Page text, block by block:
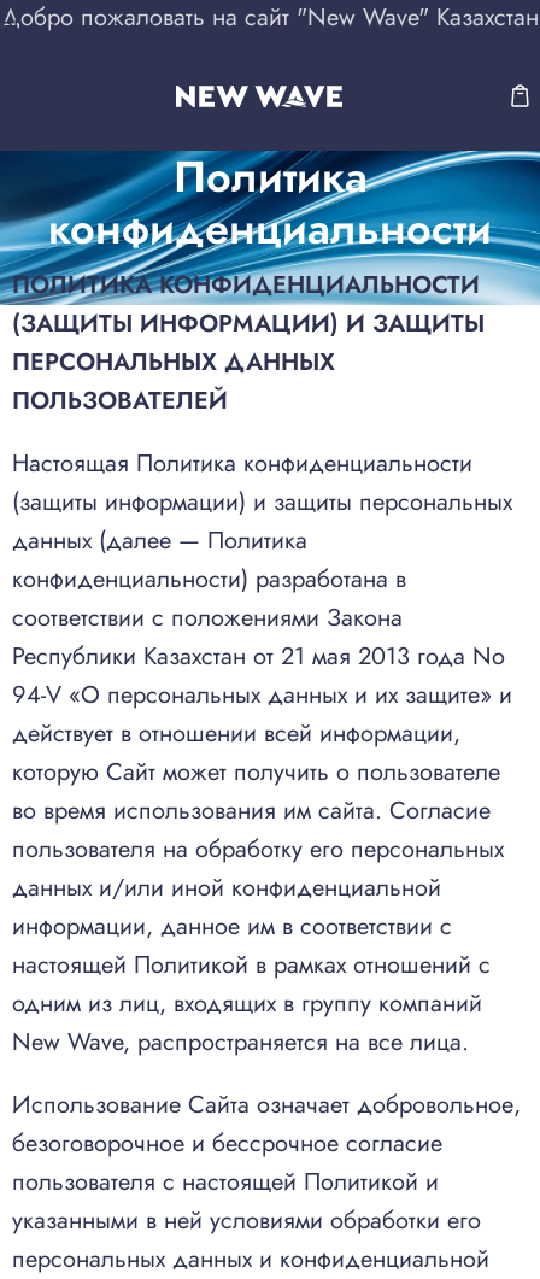
Skip to navigation
Добро пожаловать на сайт "New Wave" Казахстан
Политика
конфиденциальности
ПОЛИТИКА КОНФИДЕНЦИАЛЬНОСТИ
(ЗАЩИТЫ ИНФОРМАЦИИ) И ЗАЩИТЫ
ПЕРСОНАЛЬНЫХ ДАННЫХ
ПОЛЬЗОВАТЕЛЕЙ
Настоящая Политика конфиденциальности
(защиты информации) и защиты персональных
данных (далее — Политика
конфиденциальности) разработана в
соответствии с положениями Закона
Республики Казахстан от 21 мая 2013 года No
94-V «О персональных данных и их защите» и
действует в отношении всей информации,
которую Сайт может получить о пользователе
во время использования им сайта. Согласие
пользователя на обработку его персональных
данных и/или иной конфиденциальной
информации, данное им в соответствии с
настоящей Политикой в рамках отношений с
одним из лиц, входящих в группу компаний
New Wave, распространяется на все лица.
Использование Сайта означает добровольное,
безоговорочное и бессрочное согласие
пользователя с настоящей Политикой и
указанными в ней условиями обработки его
персональных данных и конфиденциальной